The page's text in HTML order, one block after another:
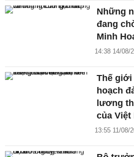
Những
đang
Minh
14:38 14/08/
Thế giới
hoạch
lương
của Việt
13:55 11/08/